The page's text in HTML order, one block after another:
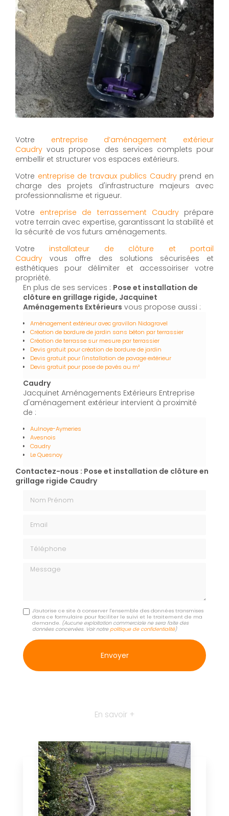
Votre entreprise d’aménagement extérieur
Caudry vous propose des services complets pour
embellir et structurer vos espaces extérieurs.
Votre entreprise de travaux publics Caudryprend en
charge des projets d'infrastructure majeurs avec
professionnalisme et rigueur.
Votre entreprise de terrassement Caudryprépare
votre terrain avec expertise, garantissant la stabilité et
la sécurité de vos futurs aménagements.
Votre installateur de clôture et portail
Caudry vous offre des solutions sécurisées et
esthétiques pour délimiter et accessoiriser votre
propriété.
En plus de ses services : Pose et installation de
clôture en grillage rigide, Jacquinet
Aménagements Extérieurs vous propose aussi :
Aménagement extérieur avec gravillon Nidagravel
Création de bordure de jardin sans béton par terrassier
Création de terrasse sur mesure par terrassier
Devis gratuit pour création de bordure de jardin
Devis gratuit pour l'installation de pavage extérieur
Devis gratuit pour pose de pavés au m²
Caudry
Jacquinet Aménagements Extérieurs Entreprise
d'aménagement extérieur intervient à proximité
de :
Aulnoye-Aymeries
Avesnois
Caudry
Le Quesnoy
Contactez-nous : Pose et installation de clôture en
grillage rigide Caudry
Message
J'autorise ce site à conserver l'ensemble des données transmises
dans ce formulaire pour faciliter le suivi et le traitement de ma
demande. (Aucune exploitation commerciale ne sera faite des
données concervées. Voir notrepolitique de confidentialité)
En savoir +